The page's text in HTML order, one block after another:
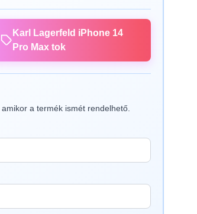
Karl Lagerfeld iPhone 14
Pro Max tok
a termék ismét rendelhető.